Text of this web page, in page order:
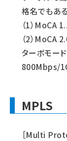
格名でもある
（1）MoCA
（2）MoCA
ターボモー
800Mbps/
MPLS
［Multi